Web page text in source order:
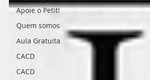
Apoie o Petit!
Quem somos
Aula Gratuita
CACD
CACD